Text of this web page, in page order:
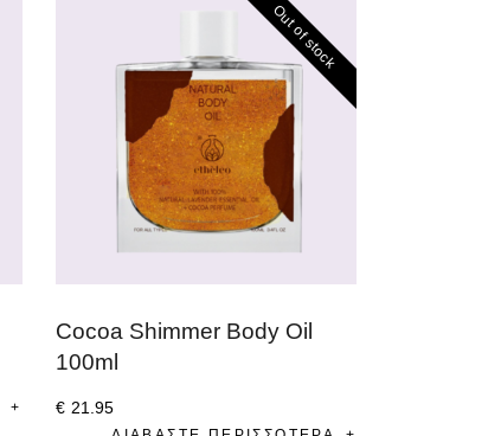
Out of stock
Cocoa Shimmer Body Oil
100ml
€ 21.95